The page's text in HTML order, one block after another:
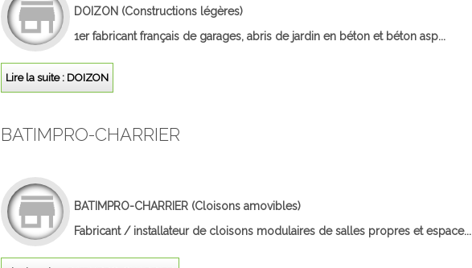
DOIZON (Constructions légères)
1er fabricant français de garages, abris de jardin en béton et béton asp...
Lire la suite : DOIZON
BATIMPRO-CHARRIER
BATIMPRO-CHARRIER (Cloisons amovibles)
Fabricant / installateur de cloisons modulaires de salles propres et espace...